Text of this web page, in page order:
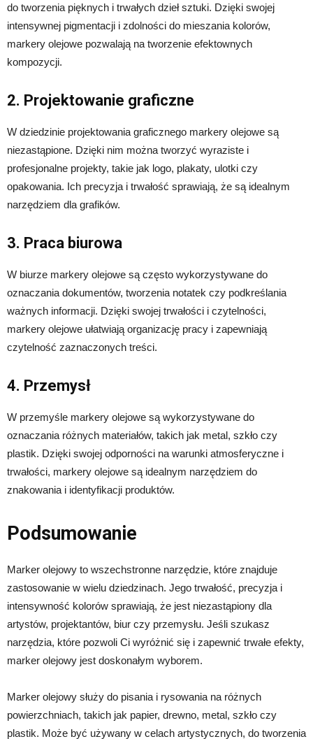
do tworzenia pięknych i trwałych dzieł sztuki. Dzięki swojej
intensywnej pigmentacji i zdolności do mieszania kolorów,
markery olejowe pozwalają na tworzenie efektownych
kompozycji.
2. Projektowanie graficzne
W dziedzinie projektowania graficznego markery olejowe są
niezastąpione. Dzięki nim można tworzyć wyraziste i
profesjonalne projekty, takie jak logo, plakaty, ulotki czy
opakowania. Ich precyzja i trwałość sprawiają, że są idealnym
narzędziem dla grafików.
3. Praca biurowa
W biurze markery olejowe są często wykorzystywane do
oznaczania dokumentów, tworzenia notatek czy podkreślania
ważnych informacji. Dzięki swojej trwałości i czytelności,
markery olejowe ułatwiają organizację pracy i zapewniają
czytelność zaznaczonych treści.
4. Przemysł
W przemyśle markery olejowe są wykorzystywane do
oznaczania różnych materiałów, takich jak metal, szkło czy
plastik. Dzięki swojej odporności na warunki atmosferyczne i
trwałości, markery olejowe są idealnym narzędziem do
znakowania i identyfikacji produktów.
Podsumowanie
Marker olejowy to wszechstronne narzędzie, które znajduje
zastosowanie w wielu dziedzinach. Jego trwałość, precyzja i
intensywność kolorów sprawiają, że jest niezastąpiony dla
artystów, projektantów, biur czy przemysłu. Jeśli szukasz
narzędzia, które pozwoli Ci wyróżnić się i zapewnić trwałe efekty,
marker olejowy jest doskonałym wyborem.
Marker olejowy służy do pisania i rysowania na różnych
powierzchniach, takich jak papier, drewno, metal, szkło czy
plastik. Może być używany w celach artystycznych, do tworzenia